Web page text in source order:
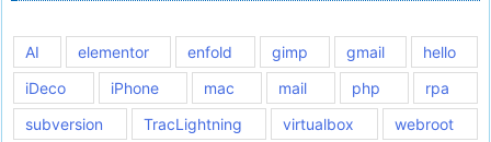
AI elementor enfold gimp gmail
hello
iDeco
iPhone mac mail php
rpa
subversion
TracLightning virtualbox
webroot